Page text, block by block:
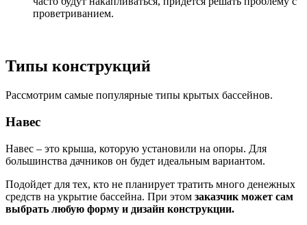
проветриванием.
Типы конструкций
Рассмотрим самые популярные типы крытых бассейнов.
Навес
Навес – это крыша, которую установили на опоры. Для
большинства дачников он будет идеальным вариантом.
Подойдет для тех, кто не планирует тратить много денежных
средств на укрытие бассейна. При этом заказчик может сам
выбрать любую форму и дизайн конструкции.